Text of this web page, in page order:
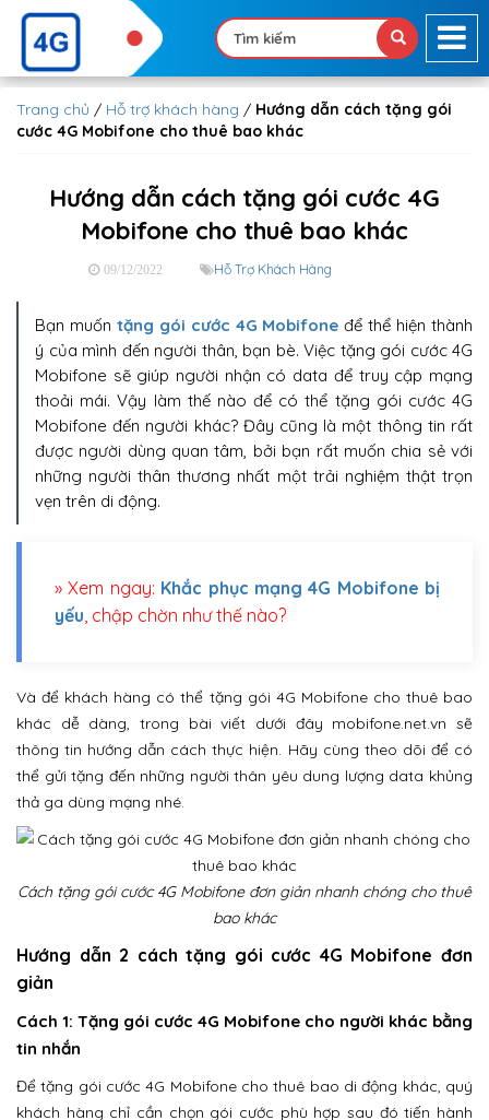
Trang chủ / Hỗ trợ khách hàng / Hướng dẫn cách tặng gói
cước 4G Mobifone cho thuê bao khác
Hướng dẫn cách tặng gói cước 4G
Mobifone cho thuê bao khác
09/12/2022 Hỗ Trợ Khách Hàng
Bạn muốn tặng gói cước 4G Mobifone để thể hiện thành
ý của mình đến người thân, bạn bè. Việc tặng gói cước 4G
Mobifone sẽ giúp người nhận có data để truy cập mạng
thoải mái. Vậy làm thế nào để có thể tặng gói cước 4G
Mobifone đến người khác? Đây cũng là một thông tin rất
được người dùng quan tâm, bởi bạn rất muốn chia sẻ với
những người thân thương nhất một trải nghiệm thật trọn
vẹn trên di động.
» Xem ngay: Khắc phục mạng 4G Mobifone bị
yếu, chập chờn như thế nào?
Và để khách hàng có thể tặng gói 4G Mobifone cho thuê bao
khác dễ dàng, trong bài viết dưới đây mobifone.net.vn sẽ
thông tin hướng dẫn cách thực hiện. Hãy cùng theo dõi để có
thể gửi tặng đến những người thân yêu dung lượng data khủng
thả ga dùng mạng nhé.
Cách tặng gói cước 4G Mobifone đơn giản nhanh chóng cho thuê
bao khác
Hướng dẫn 2 cách tặng gói cước 4G Mobifone đơn
giản
Cách 1: Tặng gói cước 4G Mobifone cho người khác bằng
tin nhắn
Để tặng gói cước 4G Mobifone cho thuê bao di động khác, quý
khách hàng chỉ cần chọn gói cước phù hợp sau đó tiến hành